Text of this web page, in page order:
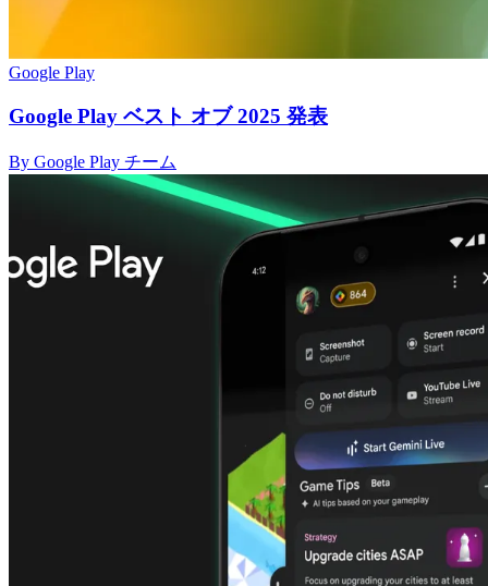
Google Play
Google Play ベスト オブ 2025 発表
By Google Play チーム